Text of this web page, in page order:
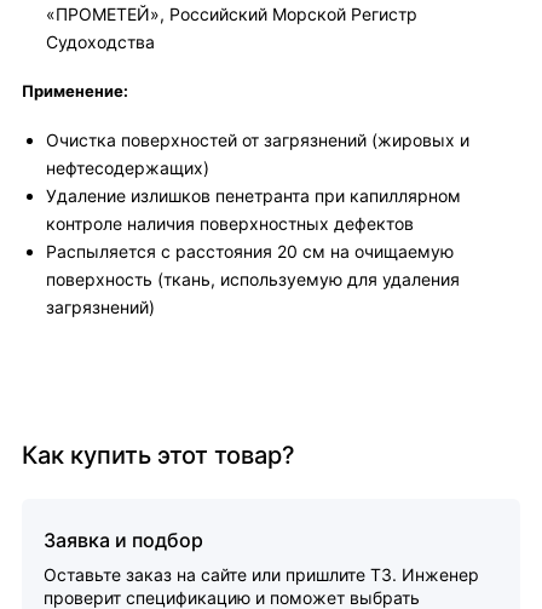
«ПРОМЕТЕЙ», Российский Морской Регистр
Судоходства
Применение:
Очистка поверхностей от загрязнений (жировых и
нефтесодержащих)
Удаление излишков пенетранта при капиллярном
контроле наличия поверхностных дефектов
Распыляется с расстояния 20 см на очищаемую
поверхность (ткань, используемую для удаления
загрязнений)
Как купить этот товар?
Заявка и подбор
Оставьте заказ на сайте или пришлите ТЗ. Инженер
проверит спецификацию и поможет выбрать